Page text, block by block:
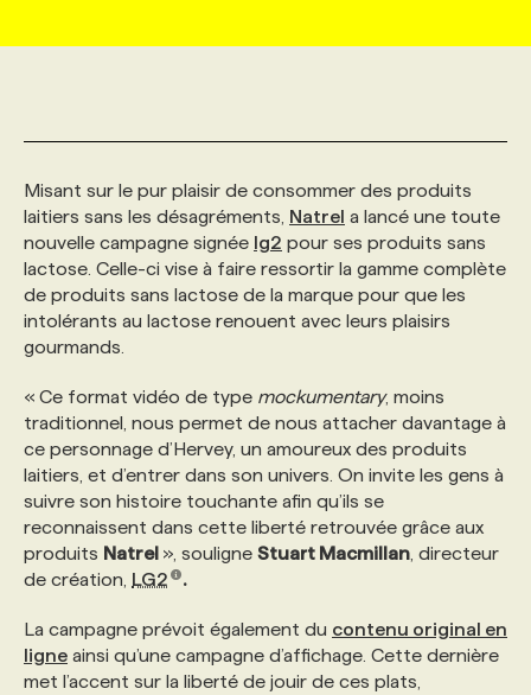
AFFAIRES DE L'INDUSTRIE
INITIATIVES NUMÉRIQUES
PRIX ET DISTINCTIONS
WEB & MÉDIAS SOCIAUX
MARKETING DURABLE
GEO/SEO
NOS AUTEUR‧RICES
INFOLETTRE PUBLICITÉ
ANNONCEZ AVEC NOUS
CONSULTER LA CVTHÈQUE
PROFIL ENTREPRISE
FAQ
VOIR LES OFFRES
PROFIL CANDIDAT
FAQ
ANNONCEZ AVEC NOUS
NOS FORMATIONS EN LIGNE
NOS PARCOURS DE FORMATIONS
FORMATIONS PERSONNALISÉES
POURQUOI CHOISIR NOS FORMATIONS
NOS TARIFS
PROGRAMMES DE SUBVENTIONS
FAQ
CHASSE DE TÊTE
SERVICE DE CHASSE DE TÊTE
NOS TARIFS
ANNONCEZ AVEC NOUS
Misant sur le pur plaisir de consommer des produits
laitiers sans les désagréments, Natrel a lancé une toute
nouvelle campagne signée lg2 pour ses produits sans
lactose. Celle-ci vise à faire ressortir la gamme complète
de produits sans lactose de la marque pour que les
intolérants au lactose renouent avec leurs plaisirs
gourmands.
« Ce format vidéo de type mockumentary, moins
traditionnel, nous permet de nous attacher davantage à
ce personnage d’Hervey, un amoureux des produits
laitiers, et d’entrer dans son univers. On invite les gens à
suivre son histoire touchante afin qu’ils se
reconnaissent dans cette liberté retrouvée grâce aux
produits Natrel », souligne Stuart Macmillan , directeur
de création, LG2 .
La campagne prévoit également du contenu original en
ligne ainsi qu’une campagne d’affichage. Cette dernière
met l’accent sur la liberté de jouir de ces plats,